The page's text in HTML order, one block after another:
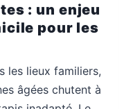
: un enjeu
pour les
les lieux familiers,
âgées chutent à